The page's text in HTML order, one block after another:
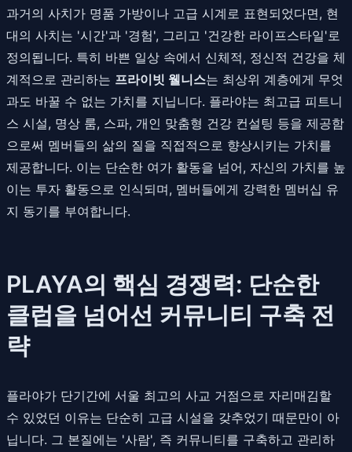
과거의 사치가 명품 가방이나 고급 시계로 표현되었다면, 현
대의 사치는 '시간'과 '경험', 그리고 '건강한 라이프스타일'로
정의됩니다. 특히 바쁜 일상 속에서 신체적, 정신적 건강을 체
계적으로 관리하는 프라이빗 웰니스는 최상위 계층에게 무엇
과도 바꿀 수 없는 가치를 지닙니다. 플라야는 최고급 피트니
스 시설, 명상 룸, 스파, 개인 맞춤형 건강 컨설팅 등을 제공함
으로써 멤버들의 삶의 질을 직접적으로 향상시키는 가치를
제공합니다. 이는 단순한 여가 활동을 넘어, 자신의 가치를 높
이는 투자 활동으로 인식되며, 멤버들에게 강력한 멤버십 유
지 동기를 부여합니다.
PLAYA의 핵심 경쟁력: 단순한
클럽을 넘어선 커뮤니티 구축 전
략
플라야가 단기간에 서울 최고의 사교 거점으로 자리매김할
수 있었던 이유는 단순히 고급 시설을 갖추었기 때문만이 아
닙니다. 그 본질에는 '사람', 즉 커뮤니티를 구축하고 관리하